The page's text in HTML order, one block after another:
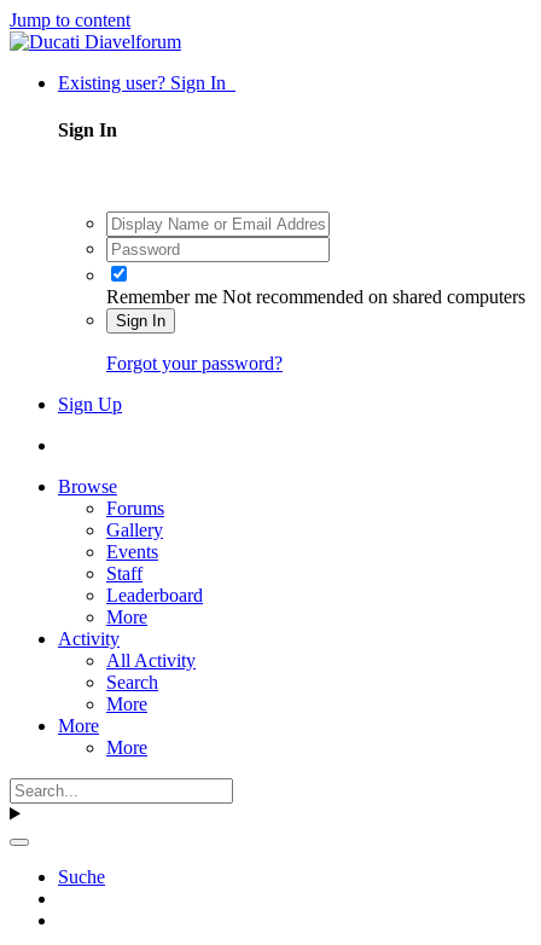
Jump to content
Existing user? Sign In
Sign In
Remember me Not recommended on shared computers
Sign In
Forgot your password?
Sign Up
Browse
Forums
Gallery
Events
Staff
Leaderboard
More
Activity
All Activity
Search
More
More
More
Suche